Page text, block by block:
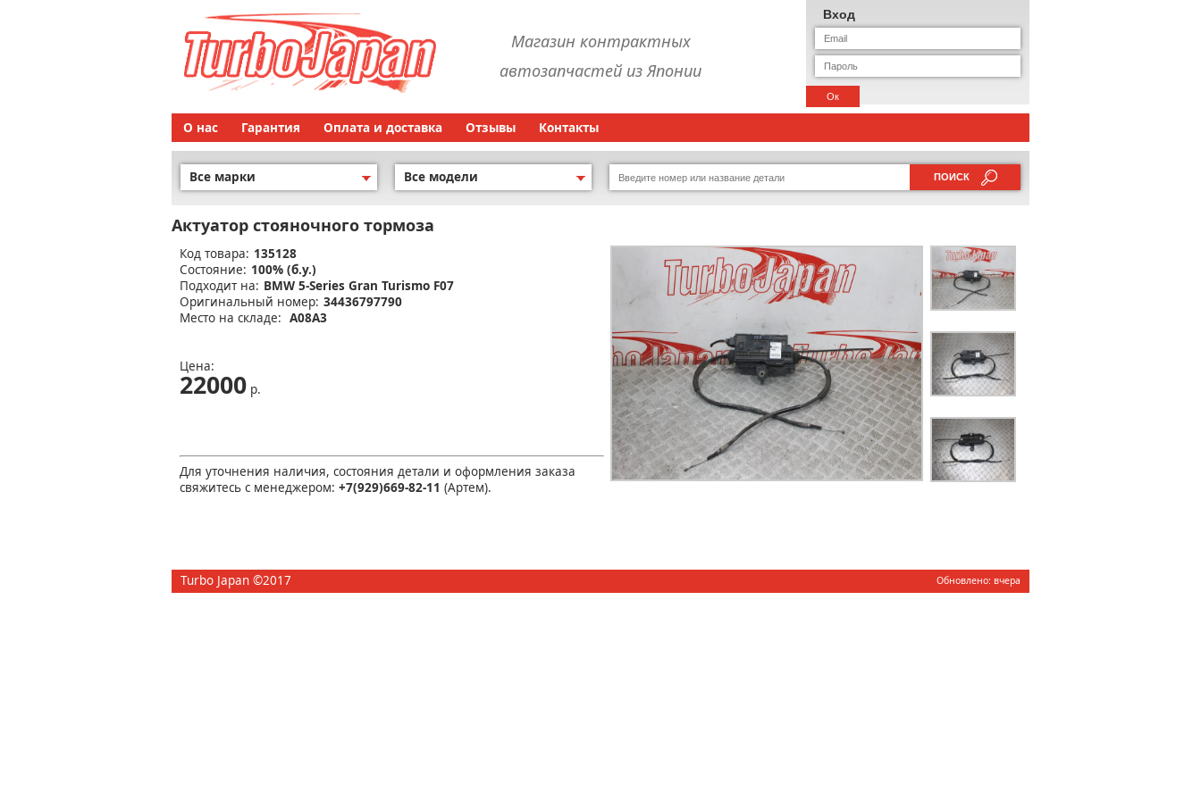
Магазин контрактных
автозапчастей из Японии
Вход
Ок
О нас Гарантия Оплата и доставка Отзывы Контакты
Все марки Все модели ПОИСК
Актуатор стояночного тормоза
Код товара: 135128
Состояние: 100% (б.у.)
Подходит на: BMW 5-Series Gran Turismo F07
Оригинальный номер: 34436797790
Место на складе: A08A3
Цена:
22000 р.
Для уточнения наличия, состояния детали и оформления заказа
свяжитесь с менеджером: +7(929)669-82-11 (Артем).
Turbo Japan ©2017 Обновлено: вчера